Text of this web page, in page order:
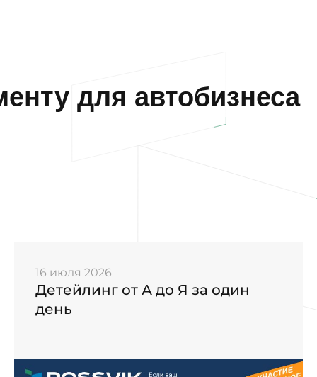
для автобизнеса
16 июля 2026
Детейлинг от А до Я за один
день